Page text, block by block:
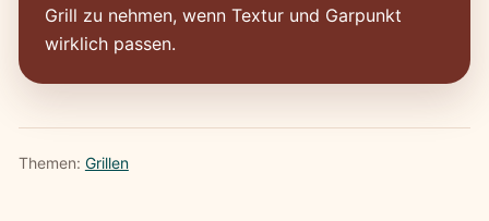
Grill zu nehmen, wenn Textur und Garpunkt
wirklich passen.
Themen: Grillen